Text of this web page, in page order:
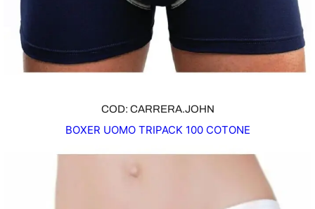
COD: CARRERA.JOHN
BOXER UOMO TRIPACK 100 COTONE